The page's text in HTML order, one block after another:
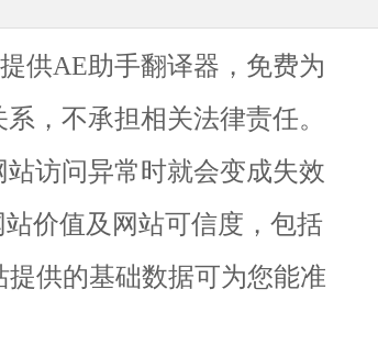
供AE助手翻译器，免费为
，不承担相关法律责任。
访问异常时就会变成失效
站价值及网站可信度，包括
供的基础数据可为您能准